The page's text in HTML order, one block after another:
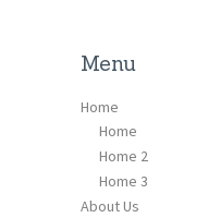
Menu
Home
Home
Home 2
Home 3
About Us